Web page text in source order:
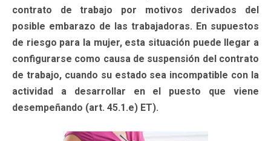
contrato de trabajo por motivos derivados del
posible embarazo de las trabajadoras. En supuestos
de riesgo para la mujer, esta situación puede llegar a
configurarse como causa de suspensión del contrato
de trabajo, cuando su estado sea incompatible con la
actividad a desarrollar en el puesto que viene
desempeñando (art. 45.1.e) ET).